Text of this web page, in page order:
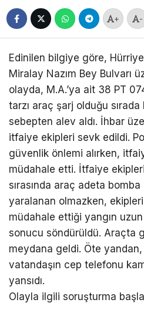
+ -
Edinilen bilgiye göre,
Miralay Nazım Bey Bulvarı
olayda, M.A.’ya ait 38 PT
tarzı araç şarj olduğu
sebepten alev aldı. İhbar
itfaiye ekipleri sevk edildi.
güvenlik önlemi alırken,
müdahale etti. İtfaiye
sırasında araç adeta
yaralanan olmazken,
müdahale ettiği yangın
sonucu söndürüldü. Araçta
meydana geldi. Öte yandan,
vatandaşın cep telefonu
yansıdı.
Olayla ilgili soruşturma